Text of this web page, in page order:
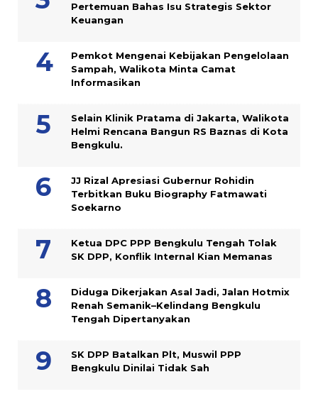
Pertemuan Bahas Isu Strategis Sektor
Keuangan
Pemkot Mengenai Kebijakan Pengelolaan
Sampah, Walikota Minta Camat
Informasikan
Selain Klinik Pratama di Jakarta, Walikota
Helmi Rencana Bangun RS Baznas di Kota
Bengkulu.
JJ Rizal Apresiasi Gubernur Rohidin
Terbitkan Buku Biography Fatmawati
Soekarno
Ketua DPC PPP Bengkulu Tengah Tolak
SK DPP, Konflik Internal Kian Memanas
Diduga Dikerjakan Asal Jadi, Jalan Hotmix
Renah Semanik–Kelindang Bengkulu
Tengah Dipertanyakan
SK DPP Batalkan Plt, Muswil PPP
Bengkulu Dinilai Tidak Sah